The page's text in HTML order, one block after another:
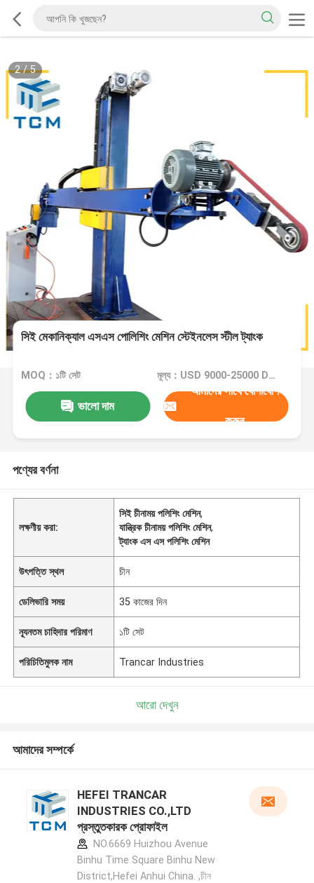
2/5
সিই মেকানিক্যাল এসএস পোলিশিং মেশিন স্টেইনলেস স্টীল ট্যাংক
MOQ：১টি সেট মূল্য：USD 9000-25000 Dollar per set
ভালো দাম
আমাদের সাথে যোগাযোগ
করুন
পণ্যের বর্ণনা
লক্ষণীয় করা:
সিই চীনাময় পলিশিং মেশিন,
যান্ত্রিক চীনাময় পলিশিং মেশিন,
ট্যাংক এস এস পলিশিং মেশিন
উৎপত্তি স্থল চীন
ডেলিভারি সময় 35 কাজের দিন
ন্যূনতম চাহিদার পরিমাণ ১টি সেট
পরিচিতিমুলক নাম Trancar Industries
আরো দেখুন
আমাদের সম্পর্কে
HEFEI TRANCAR
INDUSTRIES CO.,LTD
প্রস্তুতকারক প্রোফাইল
NO.6669 Huizhou Avenue
Binhu Time Square Binhu New
District,Hefei Anhui China. ,চীন